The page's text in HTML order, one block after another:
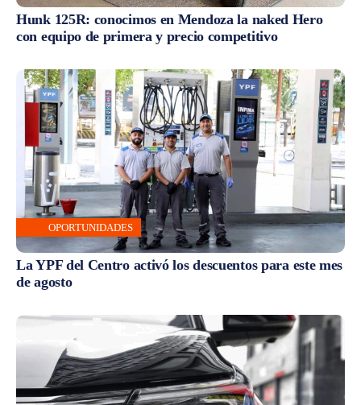
Hunk 125R: conocimos en Mendoza la naked Hero
con equipo de primera y precio competitivo
OPORTUNIDADES
La YPF del Centro activó los descuentos para este mes
de agosto